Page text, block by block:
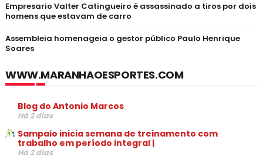
Empresario Valter Catingueiro é assassinado a tiros por dois
homens que estavam de carro
Assembleia homenageia o gestor público Paulo Henrique
Soares
WWW.MARANHAOESPORTES.COM
Blog do Antonio Marcos
Há 2 dias
Sampaio inicia semana de treinamento com
trabalho em período integral |
Há 2 dias